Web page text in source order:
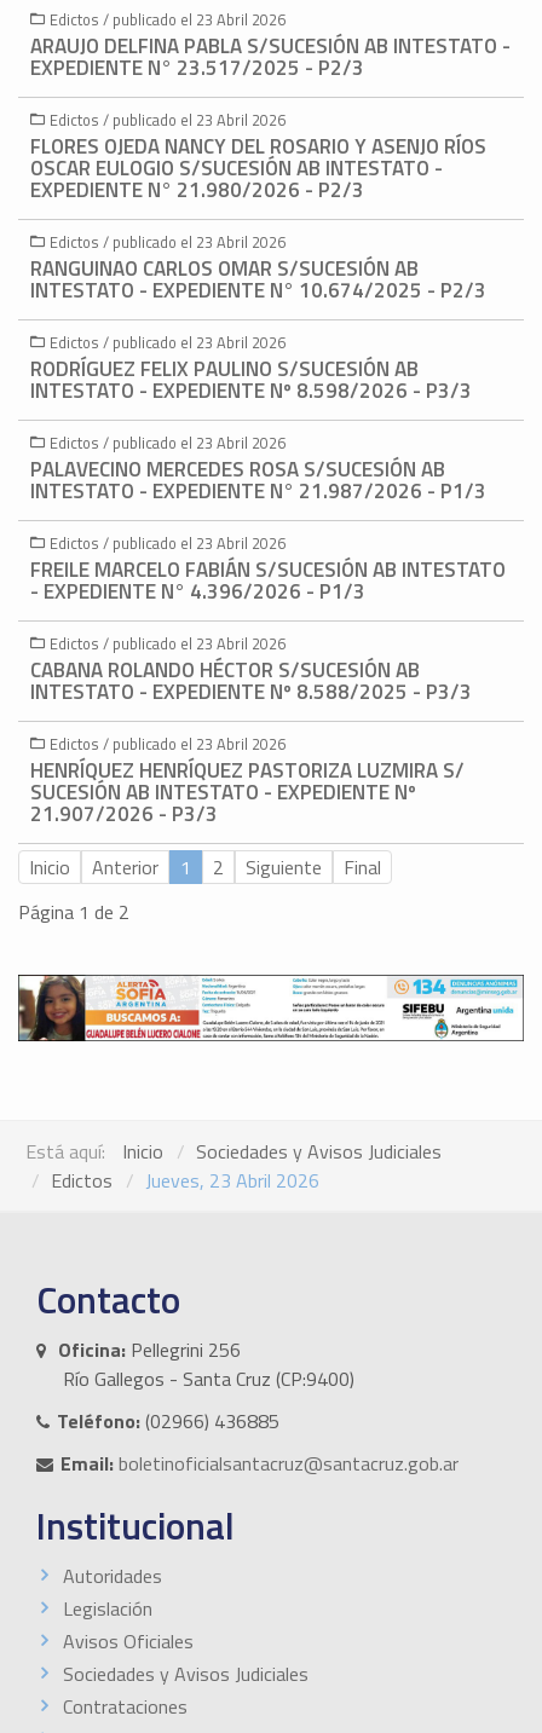
Edictos / publicado el 23 Abril 2026
ARAUJO DELFINA PABLA S/SUCESIÓN AB INTESTATO -
EXPEDIENTE N° 23.517/2025 - P2/3
Edictos / publicado el 23 Abril 2026
FLORES OJEDA NANCY DEL ROSARIO Y ASENJO RÍOS
OSCAR EULOGIO S/SUCESIÓN AB INTESTATO -
EXPEDIENTE N° 21.980/2026 - P2/3
Edictos / publicado el 23 Abril 2026
RANGUINAO CARLOS OMAR S/SUCESIÓN AB
INTESTATO - EXPEDIENTE N° 10.674/2025 - P2/3
Edictos / publicado el 23 Abril 2026
RODRÍGUEZ FELIX PAULINO S/SUCESIÓN AB
INTESTATO - EXPEDIENTE Nº 8.598/2026 - P3/3
Edictos / publicado el 23 Abril 2026
PALAVECINO MERCEDES ROSA S/SUCESIÓN AB
INTESTATO - EXPEDIENTE N° 21.987/2026 - P1/3
Edictos / publicado el 23 Abril 2026
FREILE MARCELO FABIÁN S/SUCESIÓN AB INTESTATO
- EXPEDIENTE N° 4.396/2026 - P1/3
Edictos / publicado el 23 Abril 2026
CABANA ROLANDO HÉCTOR S/SUCESIÓN AB
INTESTATO - EXPEDIENTE Nº 8.588/2025 - P3/3
Edictos / publicado el 23 Abril 2026
HENRÍQUEZ HENRÍQUEZ PASTORIZA LUZMIRA S/
SUCESIÓN AB INTESTATO - EXPEDIENTE Nº
21.907/2026 - P3/3
Inicio Anterior 1 2 Siguiente
Final
Página 1 de 2
Está aquí: Inicio
Sociedades y Avisos Judiciales
Edictos
Jueves, 23 Abril 2026
Contacto
Oficina: Pellegrini 256
Río Gallegos - Santa Cruz (CP:9400)
Teléfono:(02966) 436885
Email:boletinoficialsantacruz@santacruz.gob.ar
Institucional
Autoridades
Legislación
Avisos Oficiales
Sociedades y Avisos Judiciales
Contrataciones